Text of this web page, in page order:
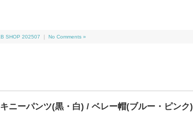
SHOP 202507 No Comments »
ニーパンツ(黒・白) / ベレー帽(ブルー・ピンク)